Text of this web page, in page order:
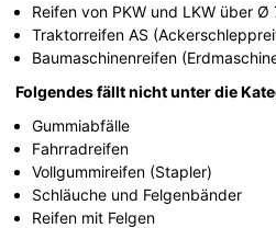
Reifen von PKW und LKW über Ø
Traktorreifen AS
Baumaschinenreifen
Folgendes fällt nicht unter die
Gummiabfälle
Fahrradreifen
Vollgummireifen (Stapler)
Schläuche und Felgenbänder
Reifen mit Felgen